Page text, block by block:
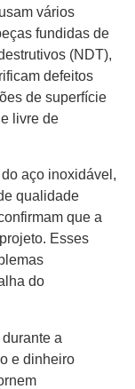
vários
fundidas de
(NDT),
defeitos
de superfície
livre de
aço inoxidável,
qualidade
que a
Esses
do
a
e dinheiro